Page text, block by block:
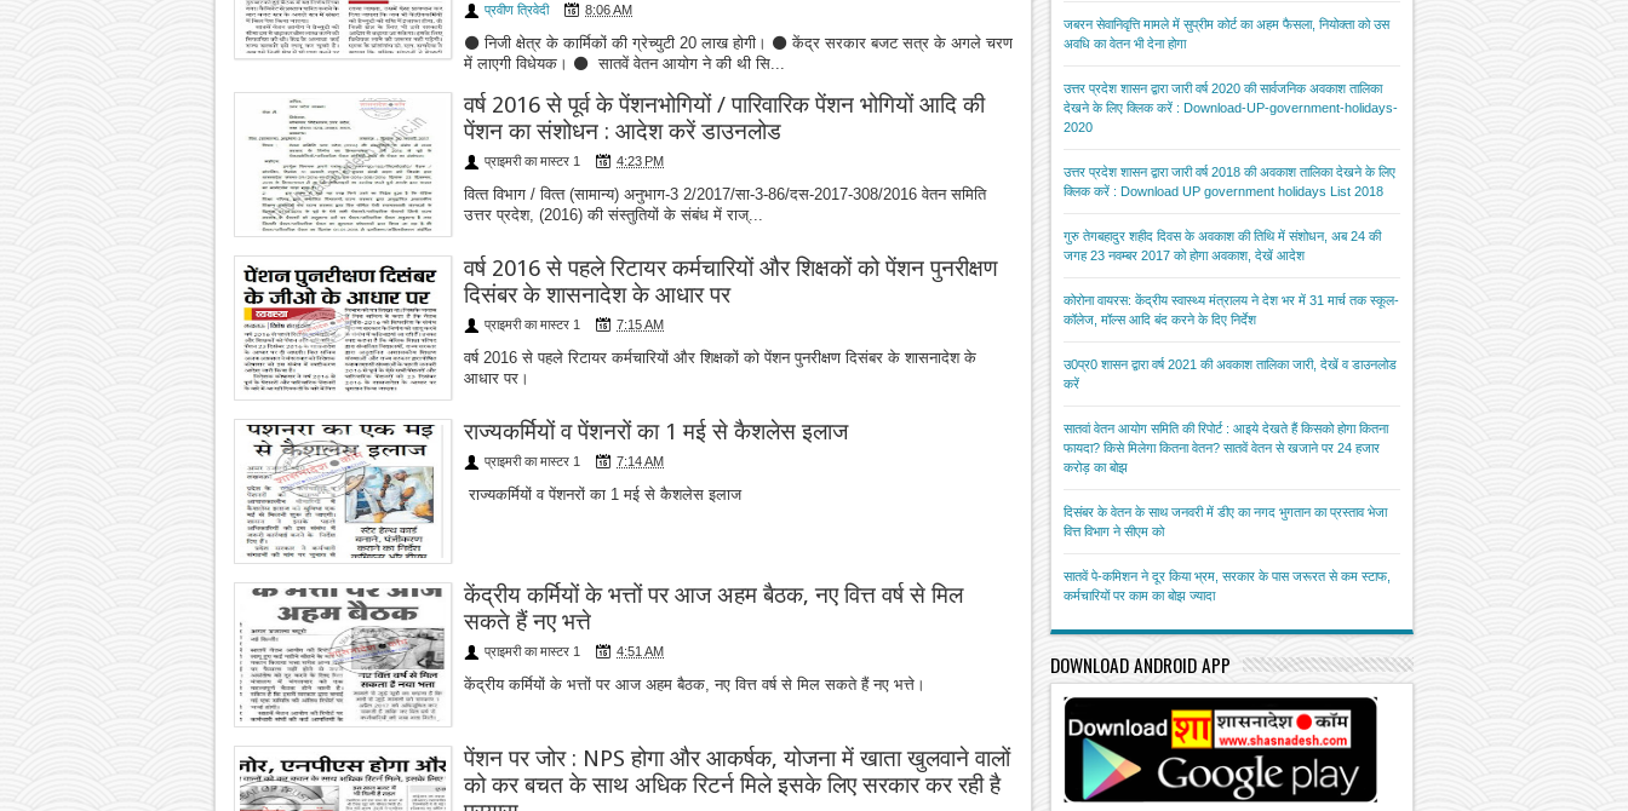
प्रवीण त्रिवेदी 8:06 AM
⚫ निजी क्षेत्र के कार्मिकों की ग्रेच्युटी 20 लाख होगी। ⚫ केंद्र सरकार बजट सत्र के अगले चरण
में लाएगी विधेयक। ⚫ सातवें वेतन आयोग ने की थी सि...
वर्ष 2016 से पूर्व के पेंशनभोगियों / पारिवारिक पेंशन भोगियों आदि की
पेंशन का संशोधन : आदेश करें डाउनलोड
प्राइमरी का मास्टर 1 4:23 PM
वित्‍त विभाग / वित्‍त (सामान्‍य) अनुभाग-3 2/2017/सा-3-86/दस-2017-308/2016 वेतन समिति
उत्तर प्रदेश, (2016) की संस्तुतियों के संबंध में राज्...
वर्ष 2016 से पहले रिटायर कर्मचारियों और शिक्षकों को पेंशन पुनरीक्षण
दिसंबर के शासनादेश के आधार पर
प्राइमरी का मास्टर 1 7:15 AM
वर्ष 2016 से पहले रिटायर कर्मचारियों और शिक्षकों को पेंशन पुनरीक्षण दिसंबर के शासनादेश के
आधार पर।
राज्यकर्मियों व पेंशनरों का 1 मई से कैशलेस इलाज
प्राइमरी का मास्टर 1 7:14 AM
राज्यकर्मियों व पेंशनरों का 1 मई से कैशलेस इलाज
केंद्रीय कर्मियों के भत्तों पर आज अहम बैठक, नए वित्त वर्ष से मिल
सकते हैं नए भत्ते
प्राइमरी का मास्टर 1 4:51 AM
केंद्रीय कर्मियों के भत्तों पर आज अहम बैठक, नए वित्त वर्ष से मिल सकते हैं नए भत्ते।
पेंशन पर जोर : NPS होगा और आकर्षक, योजना में खाता खुलवाने वालों
को कर बचत के साथ अधिक रिटर्न मिले इसके लिए सरकार कर रही है
जबरन सेवानिवृत्ति मामले में सुप्रीम कोर्ट का अहम फैसला, नियोक्ता को उस
अवधि का वेतन भी देना होगा
उत्तर प्रदेश शासन द्वारा जारी वर्ष 2020 की सार्वजनिक अवकाश तालिका
देखने के लिए क्लिक करें : Download-UP-government-holidays-
2020
उत्तर प्रदेश शासन द्वारा जारी वर्ष 2018 की अवकाश तालिका देखने के लिए
क्लिक करें : Download UP government holidays List 2018
गुरु तेगबहादुर शहीद दिवस के अवकाश की तिथि में संशोधन, अब 24 की
जगह 23 नवम्बर 2017 को होगा अवकाश, देखें आदेश
कोरोना वायरस: केंद्रीय स्वास्थ्य मंत्रालय ने देश भर में 31 मार्च तक स्कूल-
कॉलेज, मॉल्स आदि बंद करने के दिए निर्देश
उ0प्र0 शासन द्वारा वर्ष 2021 की अवकाश तालिका जारी, देखें व डाउनलोड
करें
सातवां वेतन आयोग समिति की रिपोर्ट : आइये देखते हैं किसको होगा कितना
फायदा? किसे मिलेगा कितना वेतन? सातवें वेतन से खजाने पर 24 हजार
करोड़ का बोझ
दिसंबर के वेतन के साथ जनवरी में डीए का नगद भुगतान का प्रस्ताव भेजा
वित्त विभाग ने सीएम को
सातवें पे-कमिशन ने दूर किया भ्रम, सरकार के पास जरूरत से कम स्टाफ,
कर्मचारियों पर काम का बोझ ज्यादा
DOWNLOAD ANDROID APP